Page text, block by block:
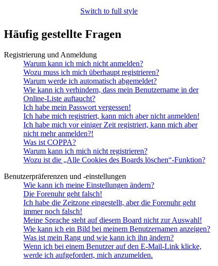
Switch to full style
Häufig gestellte Fragen
Registrierung und Anmeldung
Warum kann ich mich nicht anmelden?
Wozu muss ich mich überhaupt registrieren?
Warum werde ich automatisch abgemeldet?
Wie kann ich verhindern, dass mein Benutzername in der
Online-Liste auftaucht?
Ich habe mein Passwort vergessen!
Ich habe mich registriert, kann mich aber nicht anmelden!
Ich habe mich vor einiger Zeit registriert, kann mich aber
nicht mehr anmelden?!
Was ist COPPA?
Warum kann ich mich nicht registrieren?
Wozu ist die „Alle Cookies des Boards löschen“-Funktion?
Benutzerpräferenzen und -einstellungen
Wie kann ich meine Einstellungen ändern?
Die Forenuhr geht falsch!
Ich habe die Zeitzone eingestellt, aber die Forenuhr geht
immer noch falsch!
Meine Sprache steht auf diesem Board nicht zur Auswahl!
Wie kann ich ein Bild bei meinem Benutzernamen anzeigen?
Was ist mein Rang und wie kann ich ihn ändern?
Wenn ich bei einem Benutzer auf den E-Mail-Link klicke,
werde ich aufgefordert, mich anzumelden.